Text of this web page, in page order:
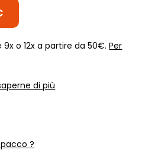
o 12x a partire da 50€.Per
di più
?